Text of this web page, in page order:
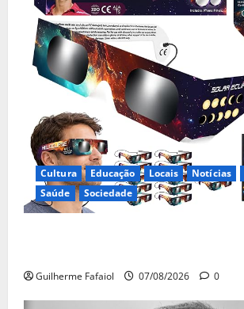
Cultura Educação Locais Notícias
Saúde
Sociedade
Guilherme Fafaiol 07/08/2026 0